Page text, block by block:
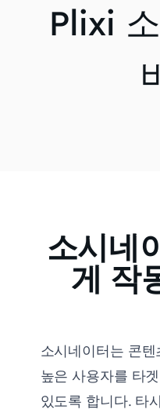
Plixi
소시네
게 작
소시네이터는 콘
높은 사용자를 타
있도록 합니다. 타